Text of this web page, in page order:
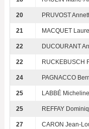
20 PRUVOST
21 MACQUET
22 DUCOURANT
22 RUCKEBUSCH
24 PAGNACCO
25 LABBÉ Micheline
25 REFFAY
27 CARON Jean-